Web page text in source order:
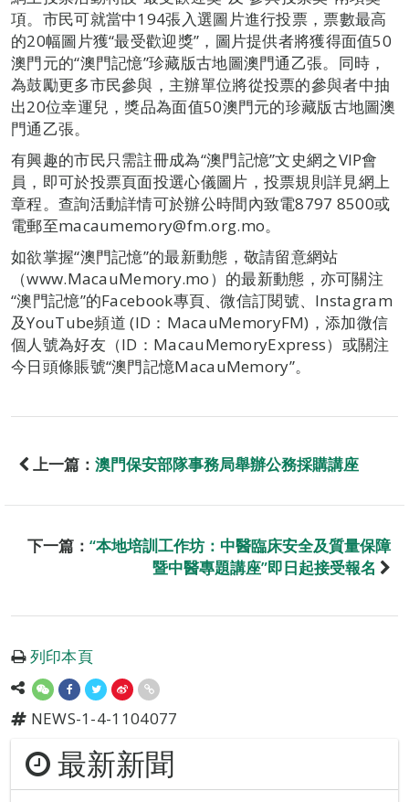
項。市民可就當中194張入選圖片進行投票，票數最高
的20幅圖片獲“最受歡迎獎”，圖片提供者將獲得面值50
澳門元的“澳門記憶”珍藏版古地圖澳門通乙張。同時，
為鼓勵更多市民參與，主辦單位將從投票的參與者中抽
出20位幸運兒，獎品為面值50澳門元的珍藏版古地圖澳
門通乙張。
有興趣的市民只需註冊成為“澳門記憶”文史網之VIP會
員，即可於投票頁面投選心儀圖片，投票規則詳見網上
章程。查詢活動詳情可於辦公時間內致電8797 8500或
電郵至macaumemory@fm.org.mo。
如欲掌握“澳門記憶”的最新動態，敬請留意網站
（www.MacauMemory.mo）的最新動態，亦可關注
“澳門記憶”的Facebook專頁、微信訂閱號、Instagram
及YouTube頻道 (ID：MacauMemoryFM)，添加微信
個人號為好友（ID：MacauMemoryExpress）或關注
今日頭條賬號“澳門記憶MacauMemory”。
上一篇： 澳門保安部隊事務局舉辦公務採購講座
下一篇： “本地培訓工作坊：中醫臨床安全及質量保障
暨中醫專題講座”即日起接受報名
列印本頁
NEWS-1-4-1104077
最新新聞